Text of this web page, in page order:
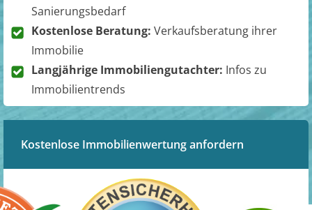
Sanierungsbedarf
Kostenlose Beratung: Verkaufsberatung ihrer
Immobilie
Langjährige Immobiliengutachter: Infos zu
Immobilientrends
Kostenlose Immobilienwertung anfordern